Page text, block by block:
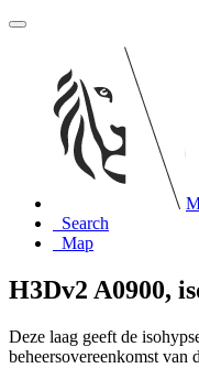
Search
Map
H3Dv2 A0900,
Deze laag geeft de
beheersovereenkomst